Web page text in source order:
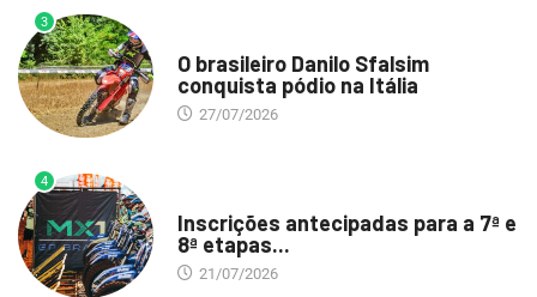
3
O brasileiro Danilo Sfalsim
conquista pódio na Itália
27/07/2026
4
Inscrições antecipadas para a 7ª e
8ª etapas...
21/07/2026